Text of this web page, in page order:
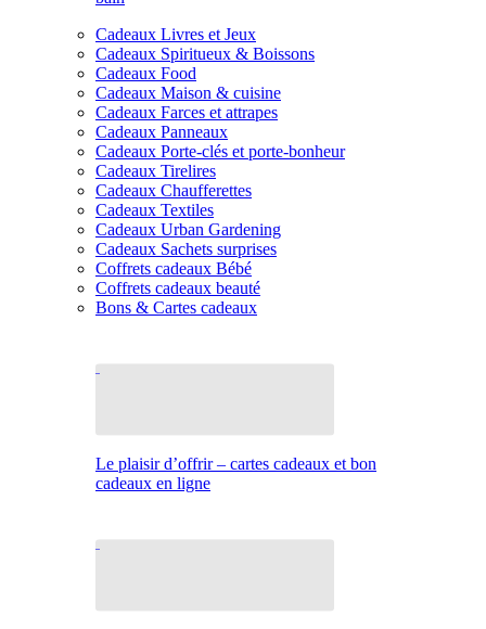
Cadeaux Livres et Jeux
Cadeaux Spiritueux & Boissons
Cadeaux Food
Cadeaux Maison & cuisine
Cadeaux Farces et attrapes
Cadeaux Panneaux
Cadeaux Porte-clés et porte-bonheur
Cadeaux Tirelires
Cadeaux Chaufferettes
Cadeaux Textiles
Cadeaux Urban Gardening
Cadeaux Sachets surprises
Coffrets cadeaux Bébé
Coffrets cadeaux beauté
Bons & Cartes cadeaux
Le plaisir d’offrir – cartes cadeaux et bon
cadeaux en ligne